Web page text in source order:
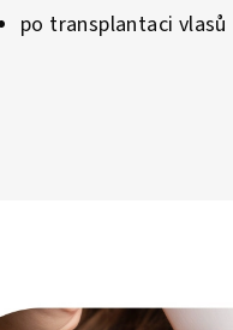
po transplantaci vlasů